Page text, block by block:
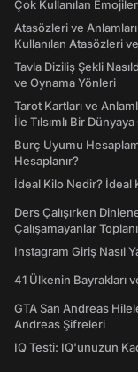
Çok Kullanılan
Atasözleri ve
Kullanılan Atasözleri
Tavla Diziliş Şekli
ve Oynama Yönleri
Tarot Kartları ve
İle Tılsımlı Bir
Burç Uyumu
Hesaplanır?
İdeal Kilo Nedir? İdeal
Ders Çalışırken
Çalışamayanlar
Instagram Giriş Nasıl
41 Ülkenin Bayrakları
GTA San Andreas
Andreas Şifreleri
IQ Testi: IQ'unuzun